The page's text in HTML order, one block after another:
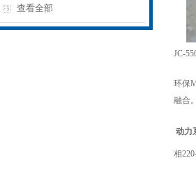
查看全部
JC-
环保
融合
动力
相